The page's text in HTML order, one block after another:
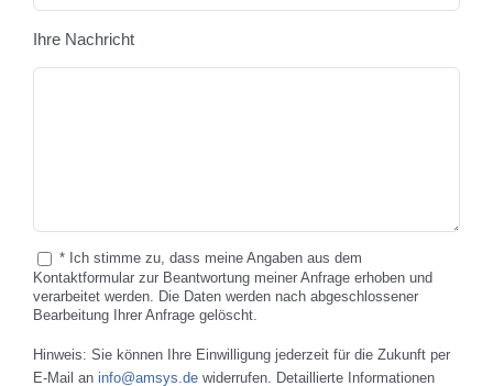
Ihre Nachricht
* Ich stimme zu, dass meine Angaben aus dem
Kontaktformular zur Beantwortung meiner Anfrage erhoben und
verarbeitet werden. Die Daten werden nach abgeschlossener
Bearbeitung Ihrer Anfrage gelöscht.
Hinweis: Sie können Ihre Einwilligung jederzeit für die Zukunft per
E-Mail an info@amsys.de widerrufen. Detaillierte Informationen